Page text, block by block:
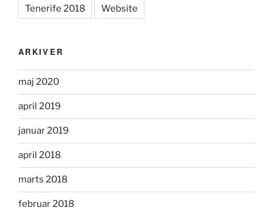
Tenerife 2018 Website
ARKIVER
maj 2020
april 2019
januar 2019
april 2018
marts 2018
februar 2018